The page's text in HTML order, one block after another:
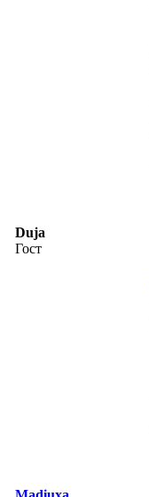
Duja
Гост